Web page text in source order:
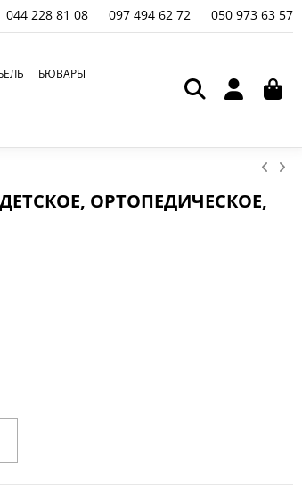
044 228 81 08 097 494 62 72 050 973 63 57
БЮВАРЫ
ДЕТСКОЕ, ОРТОПЕДИЧЕСКОЕ,